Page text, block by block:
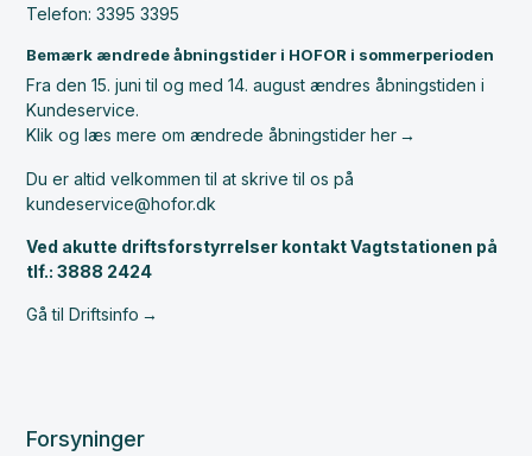
Telefon: 3395 3395
Bemærk ændrede åbningstider i HOFOR i sommerperioden
Fra den 15. juni til og med 14. august ændres åbningstiden i
Kundeservice.
Klik og læs mere om ændrede åbningstider her
Du er altid velkommen til at skrive til os på
kundeservice@hofor.dk
Ved akutte driftsforstyrrelser kontakt Vagtstationen på
tlf.: 3888 2424
Gå til Driftsinfo
Forsyninger